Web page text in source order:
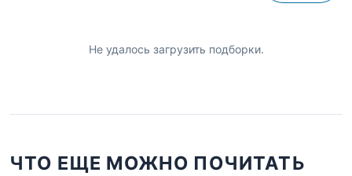
Не удалось загрузить подборки.
ЧТО ЕЩЕ МОЖНО ПОЧИТАТЬ